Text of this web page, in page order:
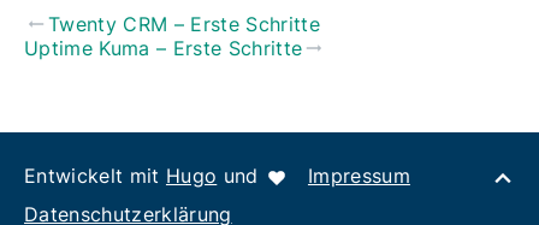
Twenty CRM – Erste Schritte
Uptime Kuma – Erste Schritte
Entwickelt mit Hugo und
Impressum
Datenschutzerklärung